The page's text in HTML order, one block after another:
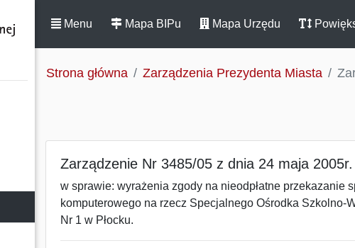
Menu Mapa BIPu Mapa Urzędu
Strona główna Zarządzenia Prezydenta Miasta
Zarządzenie Nr 3485/05 z dnia 24 maja 2005r.
w sprawie: wyrażenia zgody na nieodpłatne przekazanie
komputerowego na rzecz Specjalnego Ośrodka Szkolno-
Nr 1 w Płocku.